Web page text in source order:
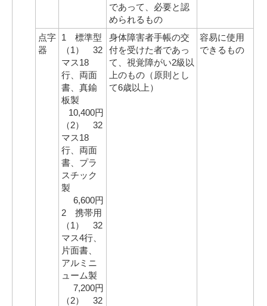
であって、必要と認
められるもの
点字
器
1 標準型
（1） 32
マス18
行、両面
書、真鍮
板製
10,400円
（2） 32
マス18
行、両面
書、プラ
スチック
製
6,600円
2 携帯用
（1） 32
マス4行、
片面書、
アルミニ
ューム製
7,200円
（2） 32
身体障害者手帳の交
付を受けた者であっ
て、視覚障がい2級以
上のもの（原則とし
て6歳以上）
容易に使用
できるもの